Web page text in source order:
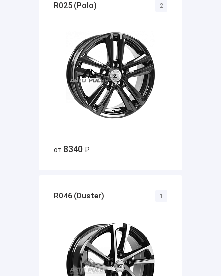
R025 (Polo)
от 8340 ₽
2
R046 (Duster) 1